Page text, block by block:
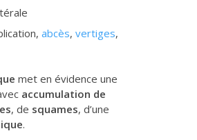
abcès, vertiges,
met en évidence une
accumulation de
, de squames, d’une
.